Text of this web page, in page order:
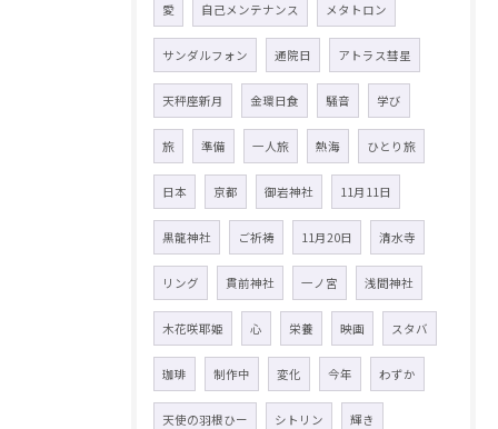
愛 自己メンテナンス メタトロン
サンダルフォン 通院日 アトラス彗星
天秤座新月 金環日食 騒音 学び
旅 準備 一人旅 熱海 ひとり旅
日本 京都 御岩神社 11月11日
黒龍神社 ご祈祷 11月20日 清水寺
リング 貫前神社 一ノ宮 浅間神社
木花咲耶姫 心 栄養 映画 スタバ
珈琲 制作中 変化 今年 わずか
天使の羽根ひー シトリン 輝き